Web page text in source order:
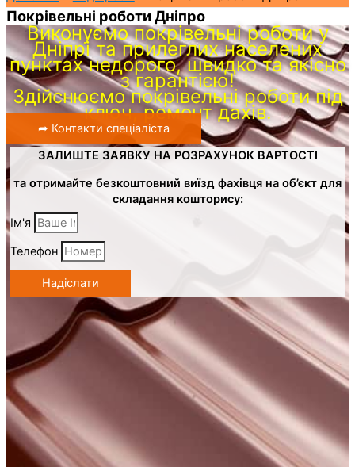
Покрівельні роботи Дніпро
Виконуємо покрівельні роботи у
Дніпрі та прилеглих населених
пунктах недорого, швидко та якісно
з гарантією!
Здійснюємо покрівельні роботи під
ключ, ремонт дахів.
➦ Контакти спеціаліста
ЗАЛИШТЕ ЗАЯВКУ НА РОЗРАХУНОК ВАРТОСТІ
та отримайте безкоштовний виїзд фахівця на об’єкт для
складання кошторису:
Ім'я
Телефон
Надіслати